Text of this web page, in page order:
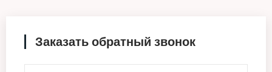
Заказать обратный звонок